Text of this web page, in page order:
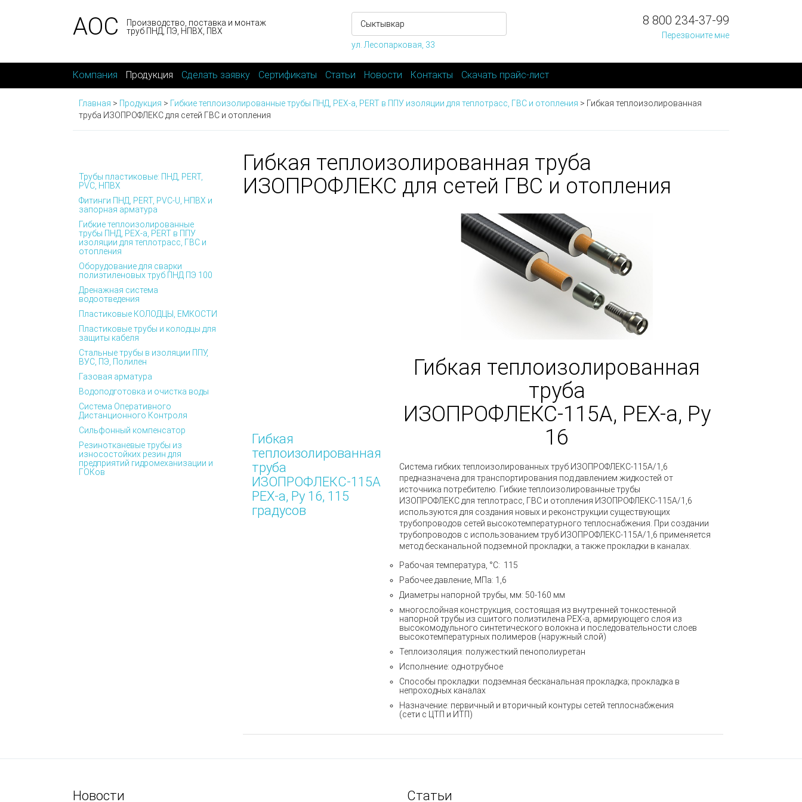
АОС
Производство, поставка и монтаж
труб ПНД, ПЭ, НПВХ, ПВХ
ул. Лесопарковая, 33
8 800 234-37-99
Перезвоните мне
Компания Продукция Сделать заявку Сертификаты Статьи Новости Контакты Скачать прайс-лист
Главная > Продукция > Гибкие теплоизолированные трубы ПНД, PEX-а, PERT в ППУ изоляции для теплотрасс, ГВС и отопления > Гибкая теплоизолированная
труба ИЗОПРОФЛЕКС для сетей ГВС и отопления
Гибкая теплоизолированная труба
ИЗОПРОФЛЕКС для сетей ГВС и отопления
Гибкая
теплоизолированная
труба
ИЗОПРОФЛЕКС-115А
PEX-a, Ру 16, 115
градусов
Гибкая теплоизолированная
труба
ИЗОПРОФЛЕКС-115А, PEX-a, Ру
16
Система гибких теплоизолированных труб ИЗОПРОФЛЕКС-115А/1,6
предназначена для транспортирования под давлением жидкостей от
источника потребителю. Гибкие теплоизолированные трубы
ИЗОПРОФЛЕКС для теплотрасс, ГВС и отопления ИЗОПРОФЛЕКС-115А/1,6
используются для создания новых и реконструкции существующих
трубопроводов сетей высокотемпературного теплоснабжения. При создании
трубопроводов с использованием труб ИЗОПРОФЛЕКС-115А/1,6 применяется
метод бесканальной подземной прокладки, а также прокладки в каналах.
Рабочая температура, °С: 115
Рабочее давление, МПа: 1,6
Диаметры напорной трубы, мм: 50-160 мм
многослойная конструкция, состоящая из внутренней тонкостенной
напорной трубы из сшитого полиэтилена РЕХ-а, армирующего слоя из
высокомодульного синтетического волокна и последовательности слоев
высокотемпературных полимеров (наружный слой)
Теплоизоляция: полужесткий пенополиуретан
Исполнение: однотрубное
Способы прокладки: подземная бесканальная прокладка; прокладка в
непроходных каналах
Назначение: первичный и вторичный контуры сетей теплоснабжения
(сети с ЦТП и ИТП)
Трубы пластиковые: ПНД, PERT,
PVC, НПВХ
Фитинги ПНД, PERT, PVC-U, НПВХ и
запорная арматура
Гибкие теплоизолированные
трубы ПНД, PEX-а, PERT в ППУ
изоляции для теплотрасс, ГВС и
отопления
Оборудование для сварки
полиэтиленовых труб ПНД ПЭ 100
Дренажная система
водоотведения
Пластиковые КОЛОДЦЫ, ЕМКОСТИ
Пластиковые трубы и колодцы для
защиты кабеля
Стальные трубы в изоляции ППУ,
ВУС, ПЭ, Полилен
Газовая арматура
Водоподготовка и очистка воды
Система Оперативного
Дистанционного Контроля
Сильфонный компенсатор
Резинотканевые трубы из
износостойких резин для
предприятий гидромеханизации и
ГОКов
Новости Статьи